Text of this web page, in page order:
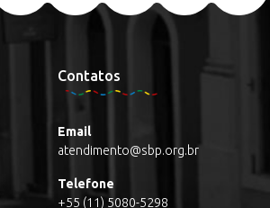
Contatos
Email
atendimento@sbp.org.br
Telefone
+55 (11) 5080-5298